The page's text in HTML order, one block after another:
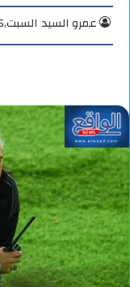
عمرو السيد السبت,26 أبريل, 2025 11:08 م